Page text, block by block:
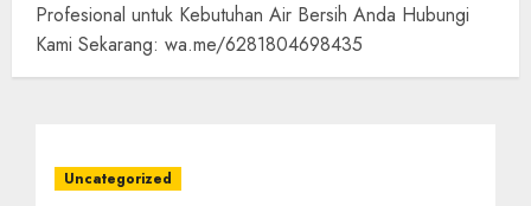
Profesional untuk Kebutuhan Air Bersih Anda Hubungi
Kami Sekarang: wa.me/6281804698435
Uncategorized